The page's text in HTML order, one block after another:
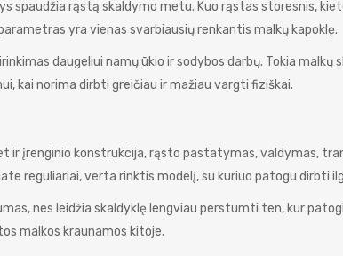
spaudžia rąstą skaldymo metu. Kuo rąstas storesnis,
yra vienas svarbiausių renkantis malkų kapoklę.
daugeliui namų ūkio ir sodybos darbų. Tokia malkų
kai norima dirbti greičiau ir mažiau vargti fiziškai.
ir įrenginio konstrukcija, rąsto pastatymas, valdymas,
reguliariai, verta rinktis modelį, su kuriuo patogu dirbti
nes leidžia skaldyklę lengviau perstumti ten, kur
malkos kraunamos kitoje.